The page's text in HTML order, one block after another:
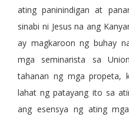
ating paninindigan at
sinabi ni Jesus na ang
ay magkaroon ng buhay
mga seminarista sa
tahanan ng mga propeta,
lahat ng patayang ito sa
ang esensya ng ating